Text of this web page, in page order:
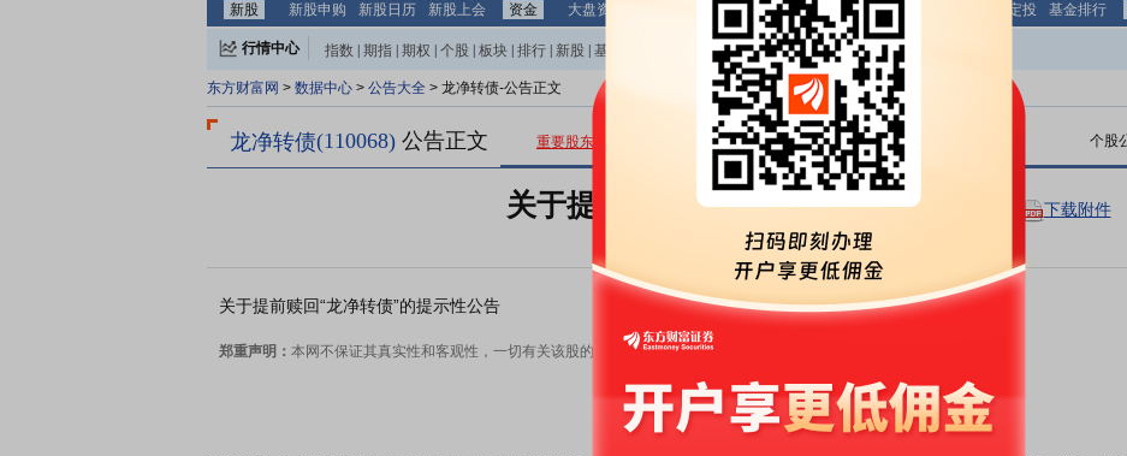
新股
新股申购 新股日历 新股上会 资金 大盘资金 板块资金 沪 港 通 基金 基金定投 基金排行
行情中心 指数 期指 期权 个股 板块 排行 新股 基金 期货 | 外汇 | 黄金 | 自选股 自选基金
东方财富网 > 数据中心 > 公告大全 > 龙净转债-公告正文
龙净转债(110068) 公告正文 重要股东股权质押数据全览 点击查看龙净转债 更多公告 个股
关于提前赎回“龙净转债”的提示性公告 下载附件
郑重声明： 本网不保证其真实性和客观性，一切有关该股的有效信息，以交易所的公告为准，敬请投资者注意风险。
数据来源：
东方财富Choice数据